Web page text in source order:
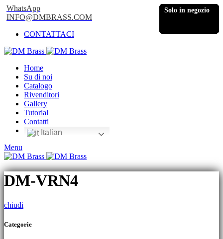
WhatsApp
INFO@DMBRASS.COM
CONTATTACI
Home
Su di noi
Catalogo
Rivenditori
Gallery
Tutorial
Contatti
Italian
Menu
DM-VRN4
chiudi
Categorie
Solo in negozio
Solo in negozio
Solo in negozio